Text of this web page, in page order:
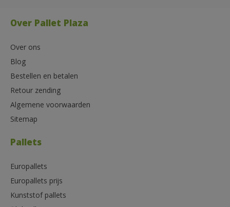
Over Pallet Plaza
Over ons
Blog
Bestellen en betalen
Retour zending
Algemene voorwaarden
Sitemap
Pallets
Europallets
Europallets prijs
Kunststof pallets